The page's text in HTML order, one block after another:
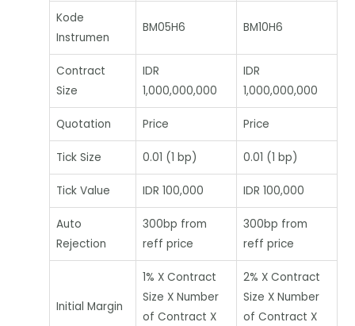
Kode
Instrumen
BM05H6 BM10H6
Contract
Size
IDR
1,000,000,000
IDR
1,000,000,000
Quotation Price Price
Tick Size 0.01 (1 bp) 0.01 (1 bp)
Tick Value IDR 100,000 IDR 100,000
Auto
Rejection
300bp from
reff price
300bp from
reff price
Initial Margin
1% X Contract
Size X Number
of Contract X
2% X Contract
Size X Number
of Contract X